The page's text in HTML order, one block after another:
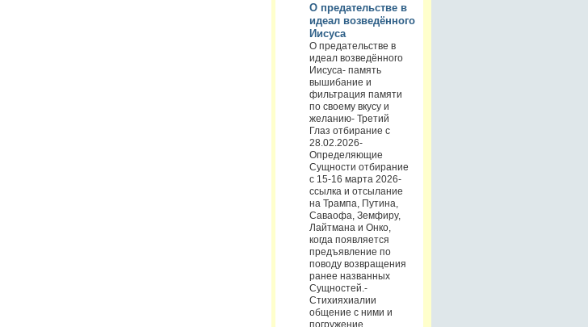
О предательстве в
идеал возведённого
Иисуса
О предательстве в
идеал возведённого
Иисуса- память
вышибание и
фильтрация памяти
по своему вкусу и
желанию- Третий
Глаз отбирание с
28.02.2026-
Определяющие
Сущности отбирание
с 15-16 марта 2026-
ссылка и отсылание
на Трампа, Путина,
Саваофа, Земфиру,
Лайтмана и Онко,
когда появляется
предъявление по
поводу возвращения
ранее названных
Сущностей.-
Стихияхиалии
общение с ними и
погружение